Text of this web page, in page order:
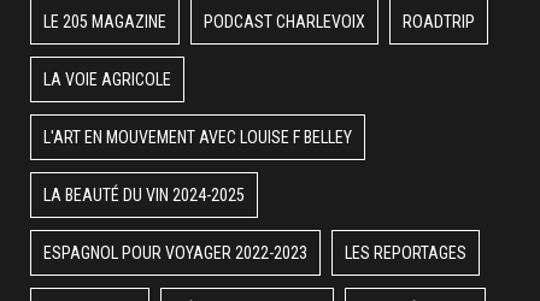
LE 205 MAGAZINE PODCAST CHARLEVOIX ROADTRIP
LA VOIE AGRICOLE
L'ART EN MOUVEMENT AVEC LOUISE F BELLEY
LA BEAUTÉ DU VIN 2024-2025
ESPAGNOL POUR VOYAGER 2022-2023 LES REPORTAGES